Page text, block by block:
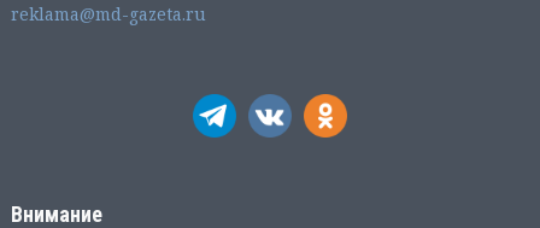
reklama@md-gazeta.ru
Внимание